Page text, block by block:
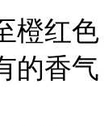
橙红色
的香气